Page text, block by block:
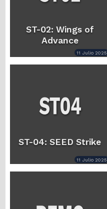
ST-02: Wings of
Advance
11 Julio 2025
ST-04: SEED Strike
11 Julio 2025